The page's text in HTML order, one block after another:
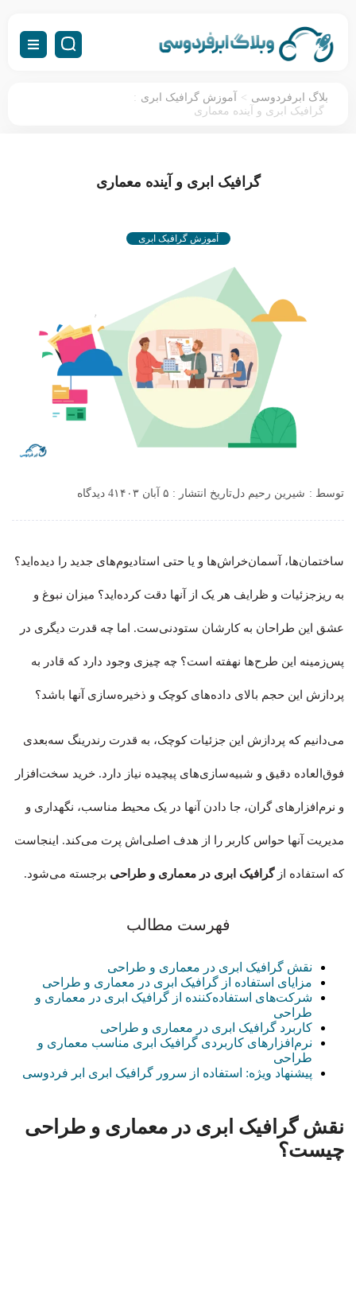
بلاگ ابرفردوسی > آموزش گرافیک ابری :
گرافیک ابری و آینده معماری
گرافیک ابری و آینده معماری
آموزش گرافیک ابری
توسط : شیرین رحیم دلتاریخ انتشار : ۵ آبان ۱۴۰۳ 4 دیدگاه
ساختمان‌ها، آسمان‌خراش‌ها و یا حتی استادیوم‌های جدید را دیده‌اید؟
به ریزجزئیات و ظرایف هر یک از آنها دقت کرده‌اید؟ میزان نبوغ و
عشق این طراحان به کارشان ستودنی‌ست. اما چه قدرت دیگری در
پس‌زمینه این طرح‌ها نهفته است؟ چه چیزی وجود دارد که قادر به
پردازش این حجم بالای داده‌های کوچک و ذخیره‌سازی آنها باشد؟
می‌دانیم که پردازش این جزئیات کوچک، به قدرت رندرینگ سه‌بعدی
فوق‌العاده دقیق و شبیه‌سازی‌های پیچیده نیاز دارد. خرید سخت‌افزار
و نرم‌افزارهای گران، جا دادن آنها در یک محیط مناسب، نگهداری و
مدیریت آنها حواس کاربر را از هدف اصلی‌اش پرت می‌کند. اینجاست
که استفاده ازگرافیک ابری در معماری و طراحی برجسته می‌شود.
فهرست مطالب
نقش گرافیک ابری در معماری و طراحی
مزایای استفاده از گرافیک ابری در معماری و طراحی
شرکت‌های استفاده‌کننده از گرافیک ابری در معماری و
طراحی
کاربرد گرافیک ابری در معماری و طراحی
نرم‌افزارهای کاربردی گرافیک ابری مناسب معماری و
طراحی
پیشنهاد ویژه: استفاده از سرور گرافیک ابری ابر فردوسی
نقش گرافیک ابری در معماری و طراحی
چیست؟